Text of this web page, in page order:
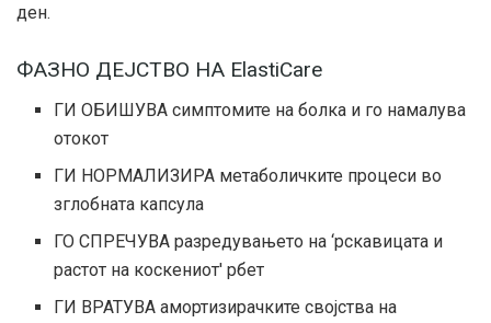
ден.
ФАЗНО ДЕЈСТВО НА ElastiCare
ГИ ОБИШУВА симптомите на болка и го намалува
отокот
ГИ НОРМАЛИЗИРА метаболичките процеси во
зглобната капсула
ГО СПРЕЧУВА разредувањето на ‘рскавицата и
растот на коскениот' рбет
ГИ ВРАТУВА амортизирачките својства на